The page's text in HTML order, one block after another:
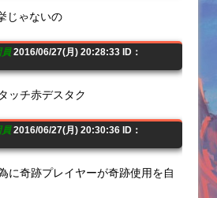
じゃないの
員2016/06/27(月) 20:28:33 ID：
ッチ赤デスタク
員2016/06/27(月) 20:30:36 ID：
に奇跡プレイヤーが奇跡使用を自